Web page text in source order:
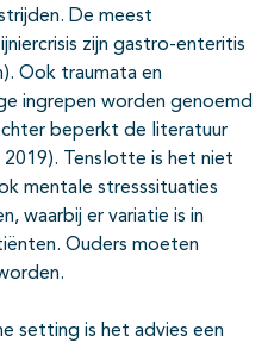
De meest
zijn gastro-enteritis
Ook traumata en
ingrepen worden genoemd
beperkt de literatuur
Tenslotte is het niet
mentale stresssituaties
waarbij er variatie is in
Ouders moeten
setting is het advies een